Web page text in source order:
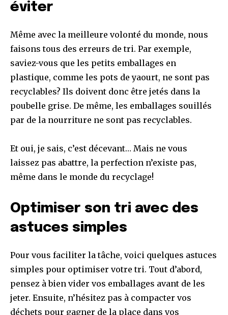
éviter
Même avec la meilleure volonté du monde, nous
faisons tous des erreurs de tri. Par exemple,
saviez-vous que les petits emballages en
plastique, comme les pots de yaourt, ne sont pas
recyclables? Ils doivent donc être jetés dans la
poubelle grise. De même, les emballages souillés
par de la nourriture ne sont pas recyclables.
Et oui, je sais, c’est décevant… Mais ne vous
laissez pas abattre, la perfection n’existe pas,
même dans le monde du recyclage!
Optimiser son tri avec des
astuces simples
Pour vous faciliter la tâche, voici quelques astuces
simples pour optimiser votre tri. Tout d’abord,
pensez à bien vider vos emballages avant de les
jeter. Ensuite, n’hésitez pas à compacter vos
déchets pour gagner de la place dans vos